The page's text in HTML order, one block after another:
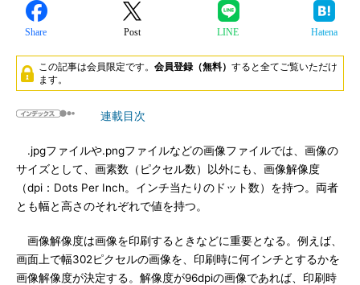
Share Post LINE Hatena
この記事は会員限定です。 会員登録（無料） すると全てご覧いただけ
ます。
連載目次
.jpgファイルや.pngファイルなどの画像ファイルでは、画像の
サイズとして、画素数（ピクセル数）以外にも、画像解像度
（dpi：Dots Per Inch。インチ当たりのドット数）を持つ。両者
とも幅と高さのそれぞれで値を持つ。
画像解像度は画像を印刷するときなどに重要となる。例えば、
画面上で幅302ピクセルの画像を、印刷時に何インチとするかを
画像解像度が決定する。解像度が96dpiの画像であれば、印刷時